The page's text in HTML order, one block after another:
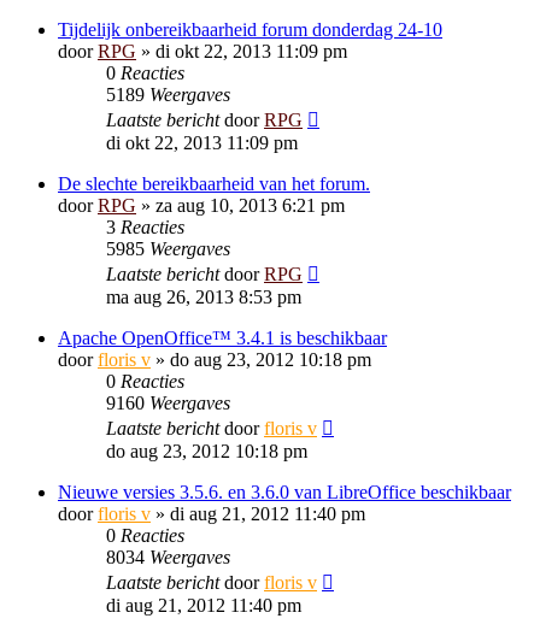
Tijdelijk onbereikbaarheid forum donderdag 24-10
doorRPG » di okt 22, 2013 11:09 pm
0 Reacties
5189 Weergaves
Laatste berichtdoorRPG
di okt 22, 2013 11:09 pm
De slechte bereikbaarheid van het forum.
doorRPG » za aug 10, 2013 6:21 pm
3 Reacties
5985 Weergaves
Laatste berichtdoorRPG
ma aug 26, 2013 8:53 pm
Apache OpenOffice™ 3.4.1 is beschikbaar
doorfloris v » do aug 23, 2012 10:18 pm
0 Reacties
9160 Weergaves
Laatste berichtdoorfloris v
do aug 23, 2012 10:18 pm
Nieuwe versies 3.5.6. en 3.6.0 van LibreOffice beschikbaar
doorfloris v » di aug 21, 2012 11:40 pm
0 Reacties
8034 Weergaves
Laatste berichtdoorfloris v
di aug 21, 2012 11:40 pm